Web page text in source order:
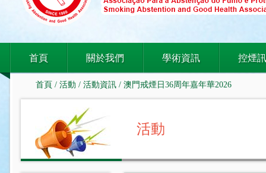
首頁 關於我們 學術資訊 控煙
首頁 / 活動 / 活動資訊/ 澳門戒煙日36周年嘉年華2026
活動